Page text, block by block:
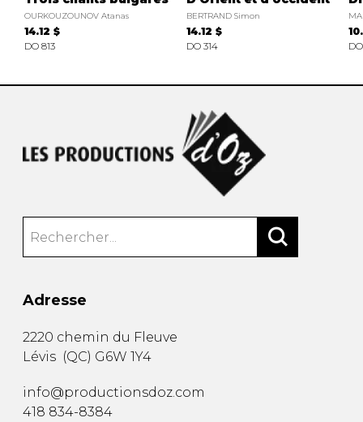
OURKOUZOUNOV Atanas
14.12 $
DO 813
BERTRAND Simon
14.12 $
DO 314
Adresse
2220 chemin du Fleuve
Lévis (QC) G6W 1Y4
info@productionsdoz.com
418 834-8384